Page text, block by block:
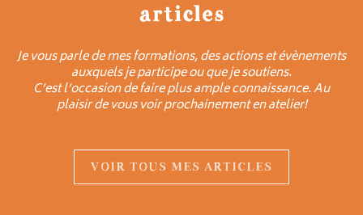
articles
Je vous parle de mes formations, des actions et évènements
auxquels je participe ou que je soutiens.
C’est l’occasion de faire plus ample connaissance. Au
plaisir de vous voir prochainement en atelier!
VOIR TOUS MES ARTICLES